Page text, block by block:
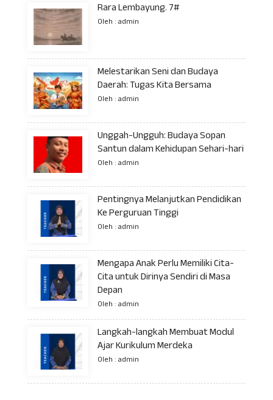
Rara Lembayung. 7#
Oleh : admin
Melestarikan Seni dan Budaya
Daerah: Tugas Kita Bersama
Oleh : admin
Unggah-Ungguh: Budaya Sopan
Santun dalam Kehidupan Sehari-hari
Oleh : admin
Pentingnya Melanjutkan Pendidikan
Ke Perguruan Tinggi
Oleh : admin
Mengapa Anak Perlu Memiliki Cita-
Cita untuk Dirinya Sendiri di Masa
Depan
Oleh : admin
Langkah-langkah Membuat Modul
Ajar Kurikulum Merdeka
Oleh : admin